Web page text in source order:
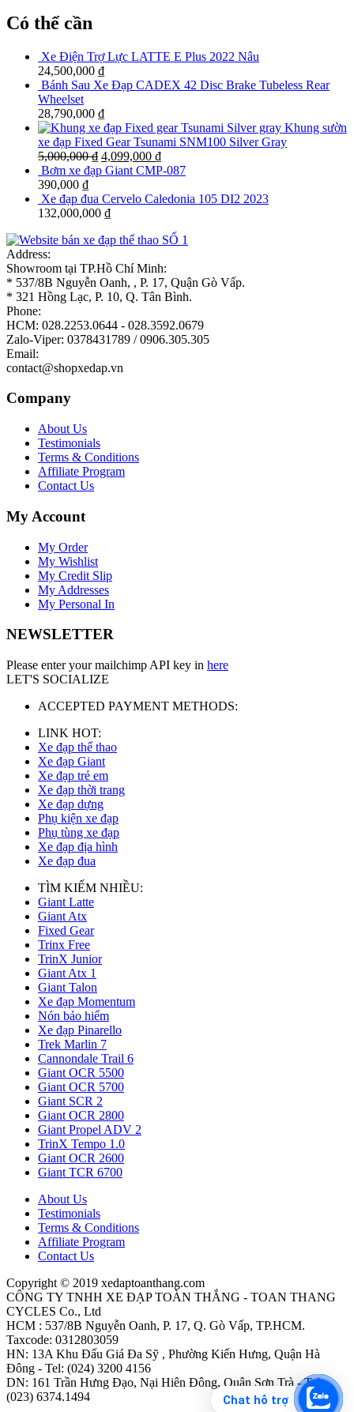
Chat hỗ trợ
Có thể cần
Xe Điện Trợ Lực LATTE E Plus 2022 Nâu
24,500,000 ₫
Bánh Sau Xe Đạp CADEX 42 Disc Brake Tubeless Rear
Wheelset
28,790,000 ₫
Khung sườn
xe đạp Fixed Gear Tsunami SNM100 Silver Gray
5,000,000₫ 4,099,000 ₫
Bơm xe đạp Giant CMP-087
390,000 ₫
Xe đạp đua Cervelo Caledonia 105 DI2 2023
132,000,000 ₫
Address:
Showroom tại TP.Hồ Chí Minh:
* 537/8B Nguyễn Oanh, , P. 17, Quận Gò Vấp.
* 321 Hồng Lạc, P. 10, Q. Tân Bình.
Phone:
HCM: 028.2253.0644 - 028.3592.0679
Zalo-Viper: 0378431789 / 0906.305.305
Email:
contact@shopxedap.vn
Company
About Us
Testimonials
Terms & Conditions
Affiliate Program
Contact Us
My Account
My Order
My Wishlist
My Credit Slip
My Addresses
My Personal In
NEWSLETTER
Please enter your mailchimp API key in here
LET'S SOCIALIZE
ACCEPTED PAYMENT METHODS:
LINK HOT:
Xe đạp thể thao
Xe đạp Giant
Xe đạp trẻ em
Xe đạp thời trang
Xe đạp dựng
Phụ kiện xe đạp
Phụ tùng xe đạp
Xe đạp địa hình
Xe đạp đua
TÌM KIẾM NHIỀU:
Giant Latte
Giant Atx
Fixed Gear
Trinx Free
TrinX Junior
Giant Atx 1
Giant Talon
Xe đạp Momentum
Nón bảo hiểm
Xe đạp Pinarello
Trek Marlin 7
Cannondale Trail 6
Giant OCR 5500
Giant OCR 5700
Giant SCR 2
Giant OCR 2800
Giant Propel ADV 2
TrinX Tempo 1.0
Giant OCR 2600
Giant TCR 6700
About Us
Testimonials
Terms & Conditions
Affiliate Program
Contact Us
Copyright © 2019 xedaptoanthang.com
CÔNG TY TNHH XE ĐẠP TOÀN THẮNG - TOAN THANG
CYCLES Co., Ltd
HCM : 537/8B Nguyễn Oanh, P. 17, Q. Gò Vấp, TP.HCM.
Taxcode: 0312803059
HN: 13A Khu Đấu Giá Đa Sỹ , Phường Kiến Hưng, Quận Hà
Đông - Tel: (024) 3200 4156
DN: 161 Trần Hưng Đạo, Nại Hiên Đông, Quận Sơn Trà - Tel:
(023) 6374.1494